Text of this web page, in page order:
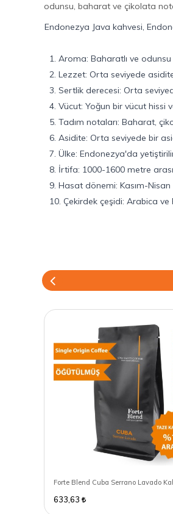
odunsu, baharat ve çikolata
Endonezya Java kahvesi,
1. Aroma: Baharatlı ve
2. Lezzet: Orta seviyede
3. Sertlik derecesi: Orta
4. Vücut: Yoğun bir vücut hissi
5. Tadım notaları: Baharat,
6. Asidite: Orta seviyede bir
7. Ülke: Endonezya'da
8. İrtifa: 1000-1600 metre
9. Hasat dönemi: Kasım-
10. Çekirdek çeşidi: Arabica
633,63